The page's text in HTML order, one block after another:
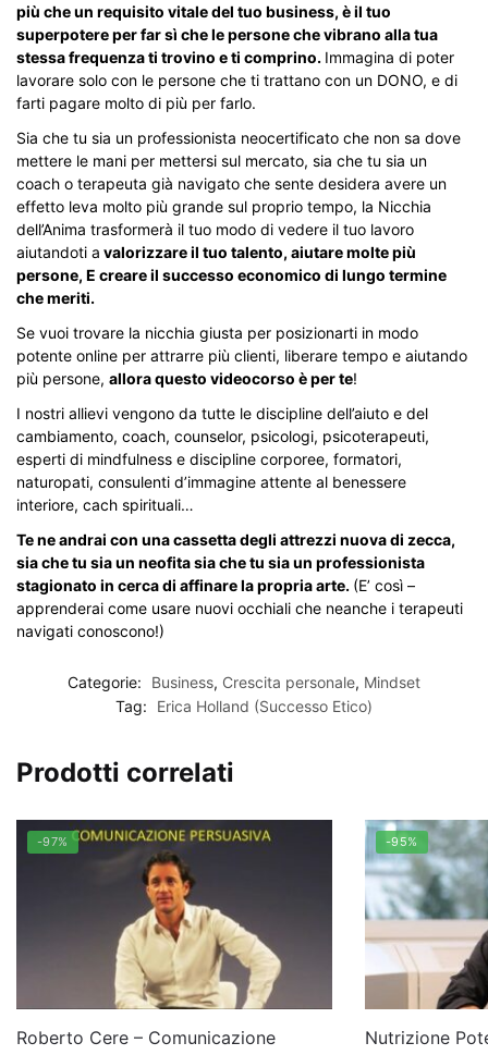
più che un requisito vitale del tuo business, è il tuo
superpotere per far sì che le persone che vibrano alla tua
stessa frequenza ti trovino e ti comprino. Immagina di poter
lavorare solo con le persone che ti trattano con un DONO, e di
farti pagare molto di più per farlo.
Sia che tu sia un professionista neocertificato che non sa dove
mettere le mani per mettersi sul mercato, sia che tu sia un
coach o terapeuta già navigato che sente desidera avere un
effetto leva molto più grande sul proprio tempo, la Nicchia
dell’Anima trasformerà il tuo modo di vedere il tuo lavoro
aiutandoti a valorizzare il tuo talento, aiutare molte più
persone, E creare il successo economico di lungo termine
che meriti.
Se vuoi trovare la nicchia giusta per posizionarti in modo
potente online per attrarre più clienti, liberare tempo e aiutando
più persone, allora questo videocorso è per te!
I nostri allievi vengono da tutte le discipline dell’aiuto e del
cambiamento, coach, counselor, psicologi, psicoterapeuti,
esperti di mindfulness e discipline corporee, formatori,
naturopati, consulenti d’immagine attente al benessere
interiore, cach spirituali…
Te ne andrai con una cassetta degli attrezzi nuova di zecca,
sia che tu sia un neofita sia che tu sia un professionista
stagionato in cerca di affinare la propria arte. (E’ così –
apprenderai come usare nuovi occhiali che neanche i terapeuti
navigati conoscono!)
Categorie: Business, Crescita personale, Mindset
Tag:
Erica Holland (Successo Etico)
Prodotti correlati
-97%
Roberto Cere – Comunicazione
-95%
Nutrizione